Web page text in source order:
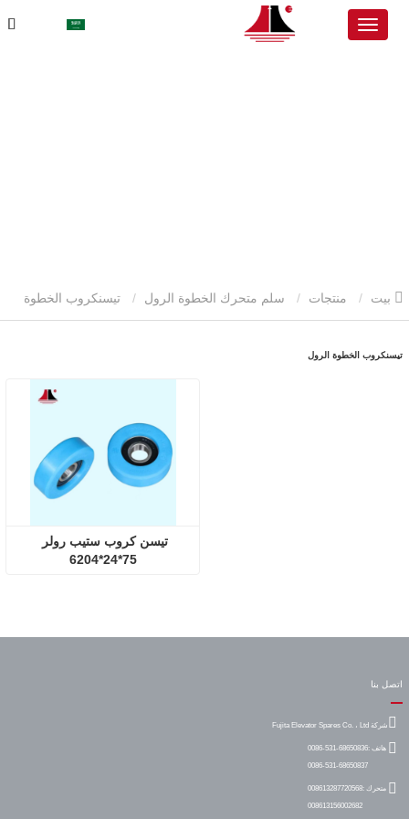
منتجات سلم متحرك الخطوة الرول تيسنكروب الخطوة
تيسنكروب الخطوة الرول
75*24*6204
اتصل بنا
شركة Fujita Elevator Spares Co. ، Ltd
هاتف :0086-531-68650836
0086-531-68650837
متحرك :008613287720568
008613156002682